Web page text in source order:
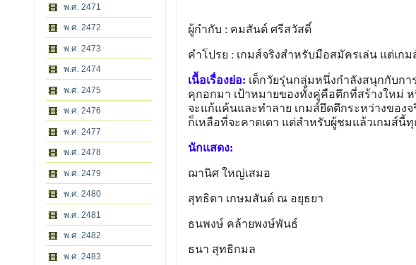
พ.ศ. 2471
พ.ศ. 2472
พ.ศ. 2473
พ.ศ. 2474
พ.ศ. 2475
พ.ศ. 2476
พ.ศ. 2477
พ.ศ. 2478
พ.ศ. 2479
พ.ศ. 2480
พ.ศ. 2481
พ.ศ. 2482
พ.ศ. 2483
ผู้กำกับ : คมสันต์ ศรีสวัสดิ์
คำโปรย : เกมส์จริงสำหรับมือสมัครเล่น แต่เก
เนื้อเรื่องย่อ: เด็กวัยรุ่นกลุ่มหนึ่งกำลังสนุกกับกา
คุกอกมา เป้าหมายของทั้งคู่คือตึกที่สร้างใหม่
จะแก้แค้นและทำลาย เกมส์ยึดตึกระหว่างขอ
ก็เหลือที่จะคาดเดา แต่สำหรับผู้ชมแล้วเกมส์นี้
นักแสดง:
ฌานิศ ใหญ่เสมอ
สุทธิดา เกษมสันต์ ณ อยุธยา
ธนพงษ์ คล้ายพงษ์พันธ์
ธนา สุทธิกมล